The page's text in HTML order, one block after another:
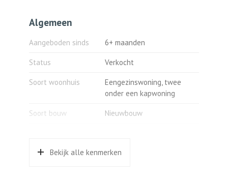
Algemeen
Aangeboden sinds 6+ maanden
Status Verkocht
Soort woonhuis
Eengezinswoning, twee
onder een kapwoning
Soort bouw Nieuwbouw
Ligging In woonwijk, open ligging
Bekijk alle kenmerken